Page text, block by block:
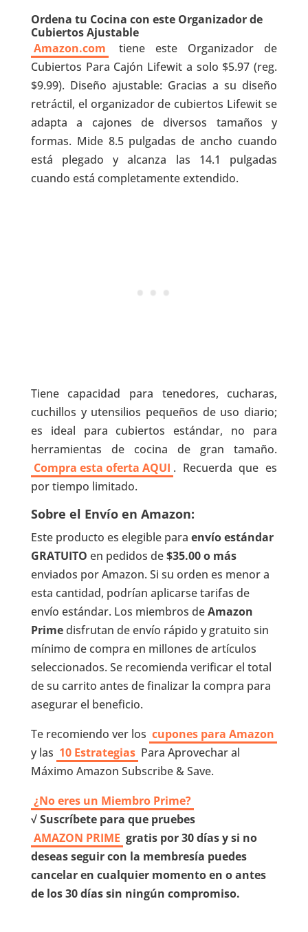
Ordena tu Cocina con este Organizador de
Cubiertos Ajustable
Amazon.com
tiene este Organizador de
Cubiertos Para Cajón Lifewit a solo $5.97 (reg.
$9.99). Diseño ajustable: Gracias a su diseño
retráctil, el organizador de cubiertos Lifewit se
adapta a cajones de diversos tamaños y
formas. Mide 8.5 pulgadas de ancho cuando
está plegado y alcanza las 14.1 pulgadas
cuando está completamente extendido.
Tiene capacidad para tenedores, cucharas,
cuchillos y utensilios pequeños de uso diario;
es ideal para cubiertos estándar, no para
herramientas de cocina de gran tamaño.
Compra esta oferta AQUI . Recuerda que es
por tiempo limitado.
Sobre el Envío en Amazon:
Este producto es elegible para envío estándar
GRATUITO en pedidos de$35.00 o más
enviados por Amazon. Si su orden es menor a
esta cantidad, podrían aplicarse tarifas de
envío estándar. Los miembros deAmazon
Primedisfrutan de envío rápido y gratuito sin
mínimo de compra en millones de artículos
seleccionados. Se recomienda verificar el total
de su carrito antes de finalizar la compra para
asegurar el beneficio.
Te recomiendo ver los cupones para Amazon
y las 10 Estrategias Para Aprovechar al
Máximo Amazon Subscribe & Save.
¿No eres un Miembro Prime?
√ Suscríbete para que pruebes
AMAZON PRIME gratis por 30 días y si no
deseas seguir con la membresía puedes
cancelar en cualquier momento en o antes
de los 30 días sin ningún compromiso.